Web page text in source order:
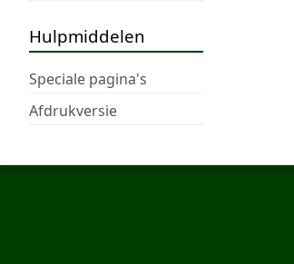
Hulpmiddelen
Speciale pagina's
Afdrukversie